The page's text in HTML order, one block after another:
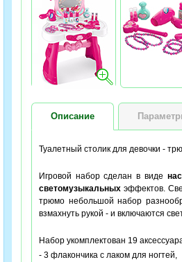
Описание
Туалетный столик для девочки -
Игровой набор сделан в виде
светомузыкальных эффектов.
трюмо небольшой набор
взмахнуть рукой - и включаются
Набор укомплектован 19
- 3 флакончика с лаком для ногтей,